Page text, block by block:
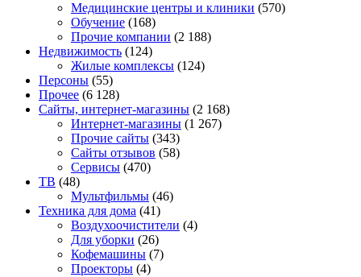
Медицинские центры и клиники (570)
Обучение (168)
Прочие компании (2 188)
Недвижимость (124)
Жилые комплексы (124)
Персоны (55)
Прочее (6 128)
Сайты, интернет-магазины (2 168)
Интернет-магазины (1 267)
Прочие сайты (343)
Сайты отзывов (58)
Сервисы (470)
ТВ (48)
Мультфильмы (46)
Техника для дома (41)
Воздухоочистители (4)
Для уборки (26)
Кофемашины (7)
Проекторы (4)